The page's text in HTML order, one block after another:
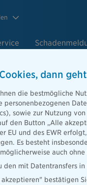
bedeutet für uns,
und
fest im
dann
die bestmögliche
personenbezogenen
sowie zur Nutzung
den Button „Alle
EU und des EWR
Es besteht
auch
den mit Datentransfers
bestätigen